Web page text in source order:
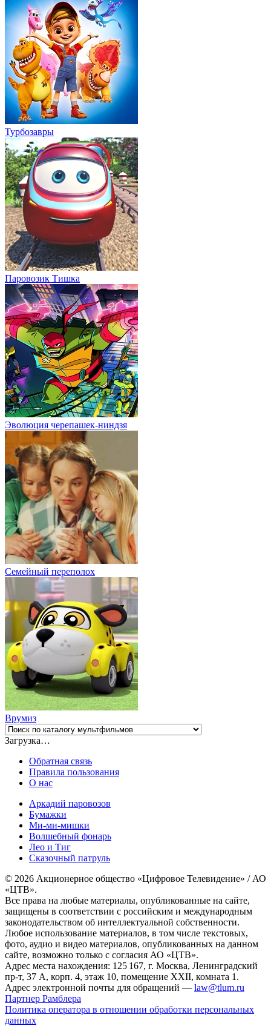
Турбозавры
Паровозик Тишка
Эволюция черепашек-ниндзя
Семейный переполох
Врумиз
Загрузка…
Обратная связь
Правила пользования
О нас
Аркадий паровозов
Бумажки
Ми-ми-мишки
Волшебный фонарь
Лео и Тиг
Сказочный патруль
© 2026 Акционерное общество «Цифровое Телевидение» / АО
«ЦТВ».
Все права на любые материалы, опубликованные на сайте,
защищены в соответствии с российским и международным
законодательством об интеллектуальной собственности.
Любое использование материалов, в том числе текстовых,
фото, аудио и видео материалов, опубликованных на данном
сайте, возможно только с согласия АО «ЦТВ».
Адрес места нахождения: 125 167, г. Москва, Ленинградский
пр-т, 37 А, корп. 4, этаж 10, помещение XXII, комната 1.
Адрес электронной почты для обращений — law@tlum.ru
Партнер Рамблера
Политика оператора в отношении обработки персональных
данных